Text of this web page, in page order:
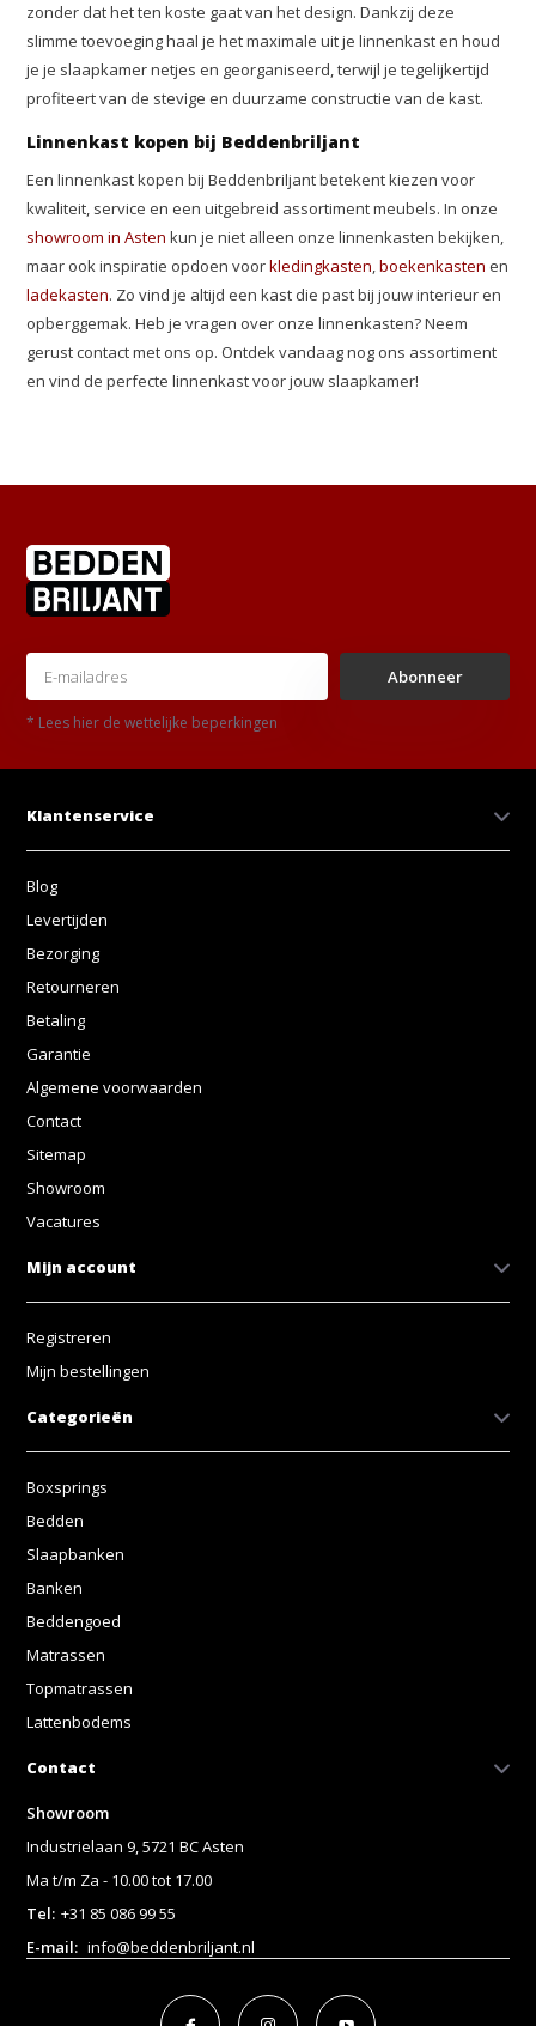
zonder dat het ten koste gaat van het design. Dankzij deze
slimme toevoeging haal je het maximale uit je linnenkast en houd
je je slaapkamer netjes en georganiseerd, terwijl je tegelijkertijd
profiteert van de stevige en duurzame constructie van de kast.
Linnenkast kopen bij Beddenbriljant
Een linnenkast kopen bij Beddenbriljant betekent kiezen voor
kwaliteit, service en een uitgebreid assortiment meubels. In onze
showroom in Asten kun je niet alleen onze linnenkasten bekijken,
maar ook inspiratie opdoen voorkledingkasten,boekenkasten en
ladekasten. Zo vind je altijd een kast die past bij jouw interieur en
opberggemak. Heb je vragen over onze linnenkasten? Neem
gerust contact met ons op. Ontdek vandaag nog ons assortiment
en vind de perfecte linnenkast voor jouw slaapkamer!
Abonneer
* Lees hier de wettelijke beperkingen
Klantenservice
Blog
Levertijden
Bezorging
Retourneren
Betaling
Garantie
Algemene voorwaarden
Contact
Sitemap
Showroom
Vacatures
Mijn account
Registreren
Mijn bestellingen
Categorieën
Boxsprings
Bedden
Slaapbanken
Banken
Beddengoed
Matrassen
Topmatrassen
Lattenbodems
Contact
Showroom
Industrielaan 9, 5721 BC Asten
Ma t/m Za - 10.00 tot 17.00
Tel: +31 85 086 99 55
E-mail: info@beddenbriljant.nl